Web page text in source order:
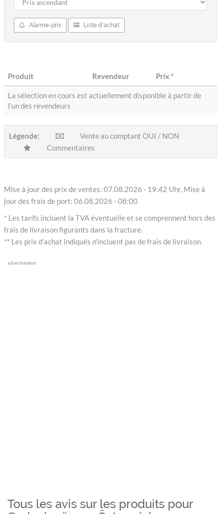
Alarme-prix Liste d'achat
Produit Revendeur Prix*
La sélection en cours est actuellement disponible à partir de
l'un des revendeurs
Légende:
Vente au comptant OUI / NON
Commentaires
Mise à jour des prix de ventes: 07.08.2026 - 19:42 Uhr, Mise à
jour des frais de port: 06.08.2026 - 08:00
* Les tarifs incluent la TVA éventuelle et se comprennent hors des
frais de livraison figurants dans la fracture.
** Les prix d'achat indiqués n'incluent pas de frais de livraison.
advertisement
Tous les avis sur les produits pour